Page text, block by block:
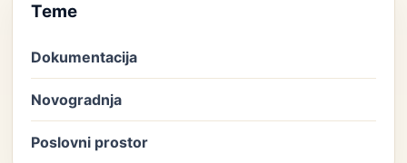
Teme
Dokumentacija
Novogradnja
Poslovni prostor